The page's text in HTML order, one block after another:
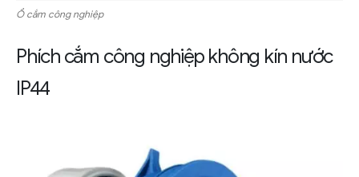
Ổ cắm công nghiệp
Phích cắm công nghiệp không kín nước
IP44